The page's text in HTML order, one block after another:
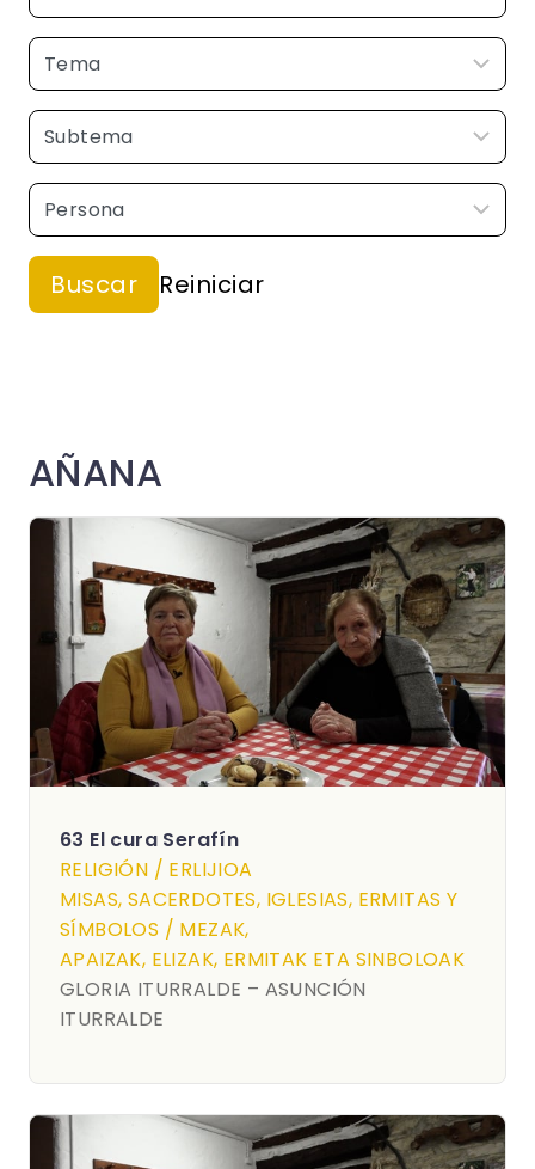
AÑANA
63 El cura Serafín
RELIGIÓN / ERLIJIOA
MISAS, SACERDOTES, IGLESIAS, ERMITAS Y
SÍMBOLOS / MEZAK,
APAIZAK, ELIZAK, ERMITAK ETA SINBOLOAK
GLORIA ITURRALDE – ASUNCIÓN
ITURRALDE